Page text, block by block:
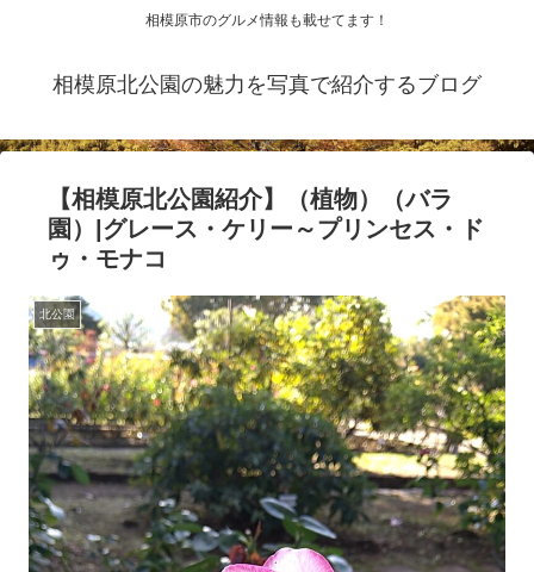
相模原市のグルメ情報も載せてます！
相模原北公園の魅力を写真で紹介するブログ
【相模原北公園紹介】（植物）（バラ
園）|グレース・ケリー～プリンセス・ド
ゥ・モナコ
北公園